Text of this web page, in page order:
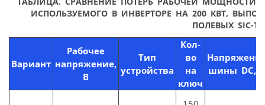
ИСПОЛЬЗУЕМОГО В ИНВЕРТОРЕ НА 200 КВТ,
ПОЛЕВЫХ SIC-
Вариант
Рабочее
напряжение,
В
Тип
устройства
Кол-
во
на
ключ
шины DC,